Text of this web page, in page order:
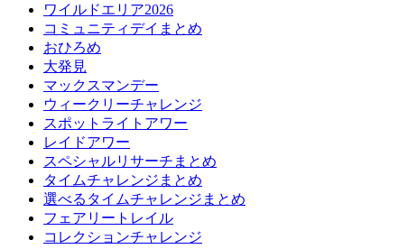
ワイルドエリア2026
コミュニティデイまとめ
おひろめ
大発見
マックスマンデー
ウィークリーチャレンジ
スポットライトアワー
レイドアワー
スペシャルリサーチまとめ
タイムチャレンジまとめ
選べるタイムチャレンジまとめ
フェアリートレイル
コレクションチャレンジ